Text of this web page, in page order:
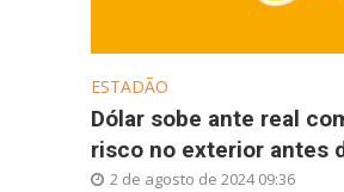
ESTADÃO
Dólar sobe ante real
risco no exterior antes
2 de agosto de 2024 09:36